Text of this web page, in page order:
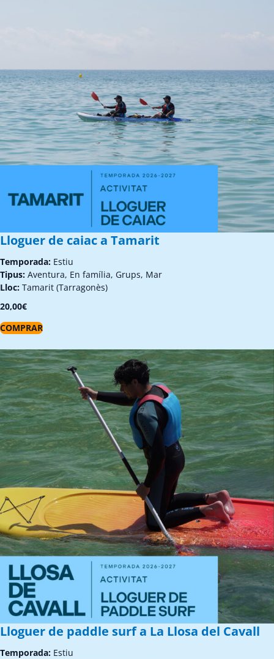
Lloguer de caiac a Tamarit
Temporada: Estiu
Tipus: Aventura, En família, Grups, Mar
Lloc: Tamarit (Tarragonès)
20,00€
COMPRAR
Lloguer de paddle surf a La Llosa del Cavall
Temporada: Estiu